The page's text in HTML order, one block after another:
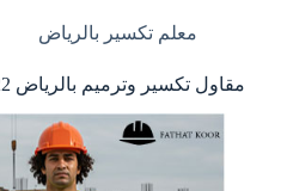
معلم تكسير بالرياض
مقاول تكسير وترميم بالرياض 0540017022